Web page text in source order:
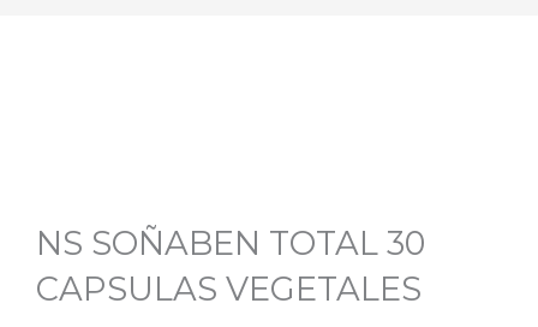
NS SOÑABEN TOTAL 30
CAPSULAS VEGETALES